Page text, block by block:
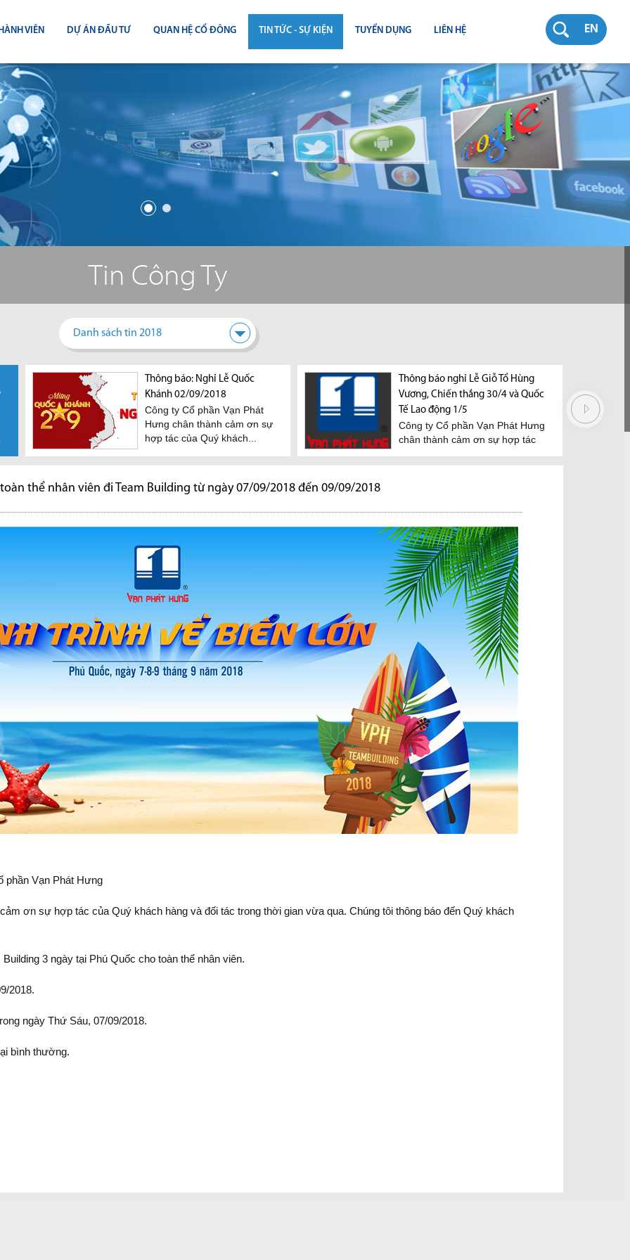
EN
VIÊN DỰ ÁN ĐẦU TƯ QUAN HỆ CỔ ĐÔNG
ĐẠI HỘI ĐỒNG CỔ ĐÔNG
BÁO CÁO THƯỜNG NIÊN
BÁO CÁO TÀI CHÍNH
TIN TỨC - SỰ KIỆN
TIN THỊ TRƯỜNG
TIN DỰ ÁN
TIN CÔNG TY
TUYỂN DỤNG LIÊN HỆ
Tin Công Ty
Danh sách tin 2018
Thông báo thời gian nghỉ Tết
Nguyên Đán 2019
Công ty Cổ phần Vạn Phát
Hưng chân thành cảm ơn sự
hợp tác của Quý khách...
Thông báo: Nghỉ Lễ Quốc
Khánh 02/09/2018
Công ty Cổ phần Vạn Phát
Hưng chân thành cảm ơn sự
hợp tác của Quý khách...
Thông báo nghỉ Lễ Giỗ Tổ Hùng
Vương, Chiến thắng 30/4 và Quốc
Tế Lao động 1/5
Công ty Cổ phần Vạn Phát Hưng
chân thành cảm ơn sự hợp tác
thể nhân viên đi Team Building từ ngày 07/09/2018 đến 09/09/2018
phần Vạn Phát Hưng
ơn sự hợp tác của Quý khách hàng và đối tác trong thời gian vừa qua. Chúng tôi thông báo đến Quý khách
3 ngày tại Phú Quốc cho toàn thể nhân viên.
2018.
ngày Thứ Sáu, 07/09/2018.
bình thường.